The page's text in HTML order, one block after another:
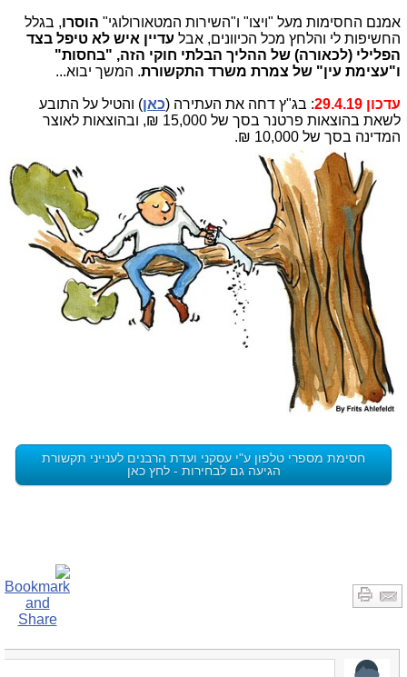
אמנם החסימות מעל "ויצו" ו"השירות המטאורולוגי" הוסרו, בגלל
החשיפות לי והלחץ מכל הכיוונים, אבל עדיין איש לא טיפל בצד
הפלילי (לכאורה) של ההליך הבלתי חוקי הזה, "בחסות"
ו"עצימת עין" של צמרת משרד התקשורת. המשך יבוא...
עדכון 29.4.19 : בג"ץ דחה את העתירה (כאן) והטיל על התובע
לשאת בהוצאות פרטנר בסך של 15,000 ₪, ובהוצאות לאוצר
המדינה בסך של 10,000 ₪.
חסימת מספרי טלפון ע"י עסקני ועדת הרבנים לענייני תקשורת
הגיעה גם לבחירות - לחץ כאן